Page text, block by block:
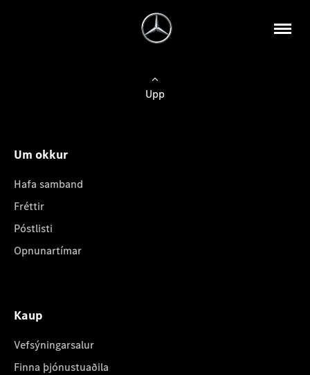
Upp
Um okkur
Hafa samband
Fréttir
Póstlisti
Opnunartímar
Kaup
Vefsýningarsalur
Finna þjónustuaðila